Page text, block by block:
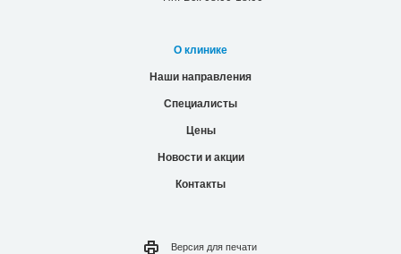
О клинике
Наши направления
Специалисты
Цены
Новости и акции
Контакты
Версия для печати